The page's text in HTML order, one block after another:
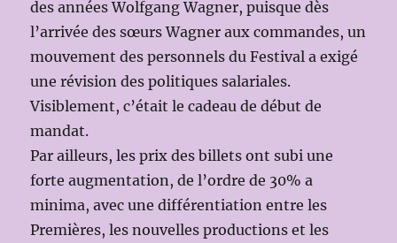
des années Wolfgang Wagner, puisque dès
l’arrivée des sœurs Wagner aux commandes, un
mouvement des personnels du Festival a exigé
une révision des politiques salariales.
Visiblement, c’était le cadeau de début de
mandat.
Par ailleurs, les prix des billets ont subi une
forte augmentation, de l’ordre de 30% a
minima, avec une différentiation entre les
Premières, les nouvelles productions et les